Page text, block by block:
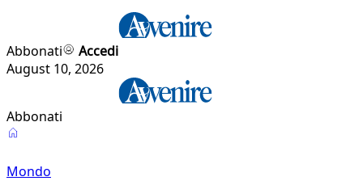
Abbonati
Accedi
August 10, 2026
Abbonati
Mondo